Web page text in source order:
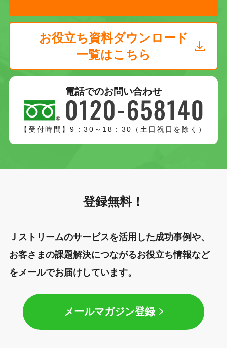
お役立ち資料ダウンロード
一覧はこちら
電話でのお問い合わせ
【受付時間】9：30～18：30（土日祝日を除く）
登録無料！
Ｊストリームのサービスを活用した成功事例や、
お客さまの課題解決につながるお役立ち情報など
をメールでお届けしています。
メールマガジン登録